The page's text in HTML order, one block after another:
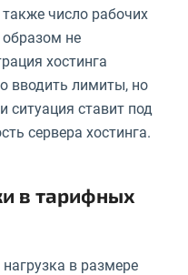
число рабочих
не
хостинга
вводить лимиты, но
ситуация ставит под
сервера хостинга.
в тарифных
в размере